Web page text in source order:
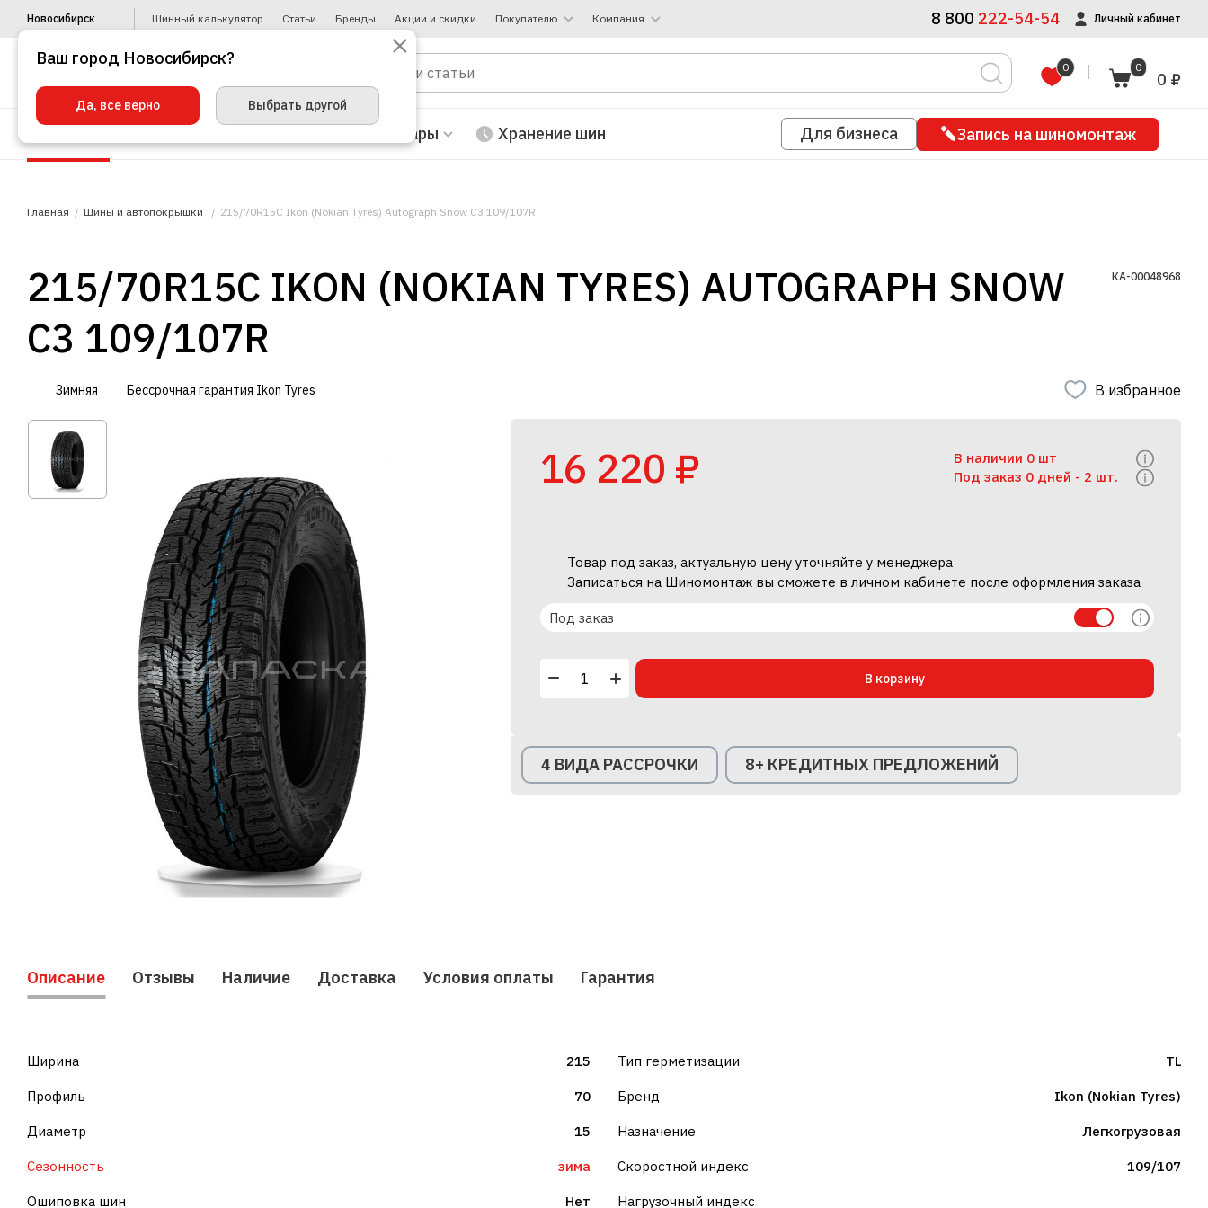
Новосибирск Шинный калькулятор Статьи Бренды Акции и скидки Покупателю Компания 8 800 222-54-54 Личный кабинет
0 0
0 ₽
Автотовары Хранение шин Для бизнеса Запись на шиномонтаж
Главная Шины и автопокрышки 215/70R15C Ikon (Nokian Tyres) Autograph Snow C3 109/107R
215/70R15C IKON (NOKIAN TYRES) AUTOGRAPH SNOW
C3 109/107R
КА-00048968
Зимняя Бессрочная гарантия Ikon Tyres В избранное
16 220 ₽
В наличии 0 шт
Под заказ 0 дней - 2 шт.
Товар под заказ, актуальную цену уточняйте у менеджера
Записаться на Шиномонтаж вы сможете в личном кабинете после оформления заказа
Под заказ
В корзину
4 ВИДА РАССРОЧКИ 8+ КРЕДИТНЫХ ПРЕДЛОЖЕНИЙ
Описание Отзывы Наличие Доставка Условия оплаты Гарантия
Ширина 215
Профиль 70
Диаметр 15
Сезонность зима
Ошиповка шин Нет
Тип герметизации TL
Бренд Ikon (Nokian Tyres)
Назначение Легкогрузовая
Скоростной индекс 109/107
Нагрузочный индекс
Ваш город Новосибирск?
Да, все верно Выбрать другой